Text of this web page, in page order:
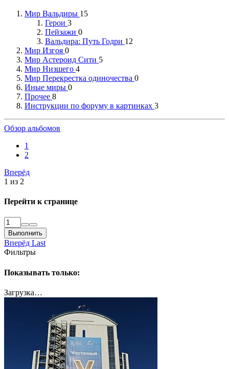
Мир Вальдиры 15
Герои 3
Пейзажи 0
Вальдира: Путь Годри 12
Мир Изгоя 0
Мир Астероид Сити 5
Мир Низшего 4
Мир Перекрестка одиночества 0
Иные миры 0
Прочее 8
Инструкции по форуму в картинках 3
Обзор альбомов
1
2
Вперёд
1 из 2
Перейти к странице
Выполнить
Вперёд Last
Фильтры
Показывать только:
Загрузка…